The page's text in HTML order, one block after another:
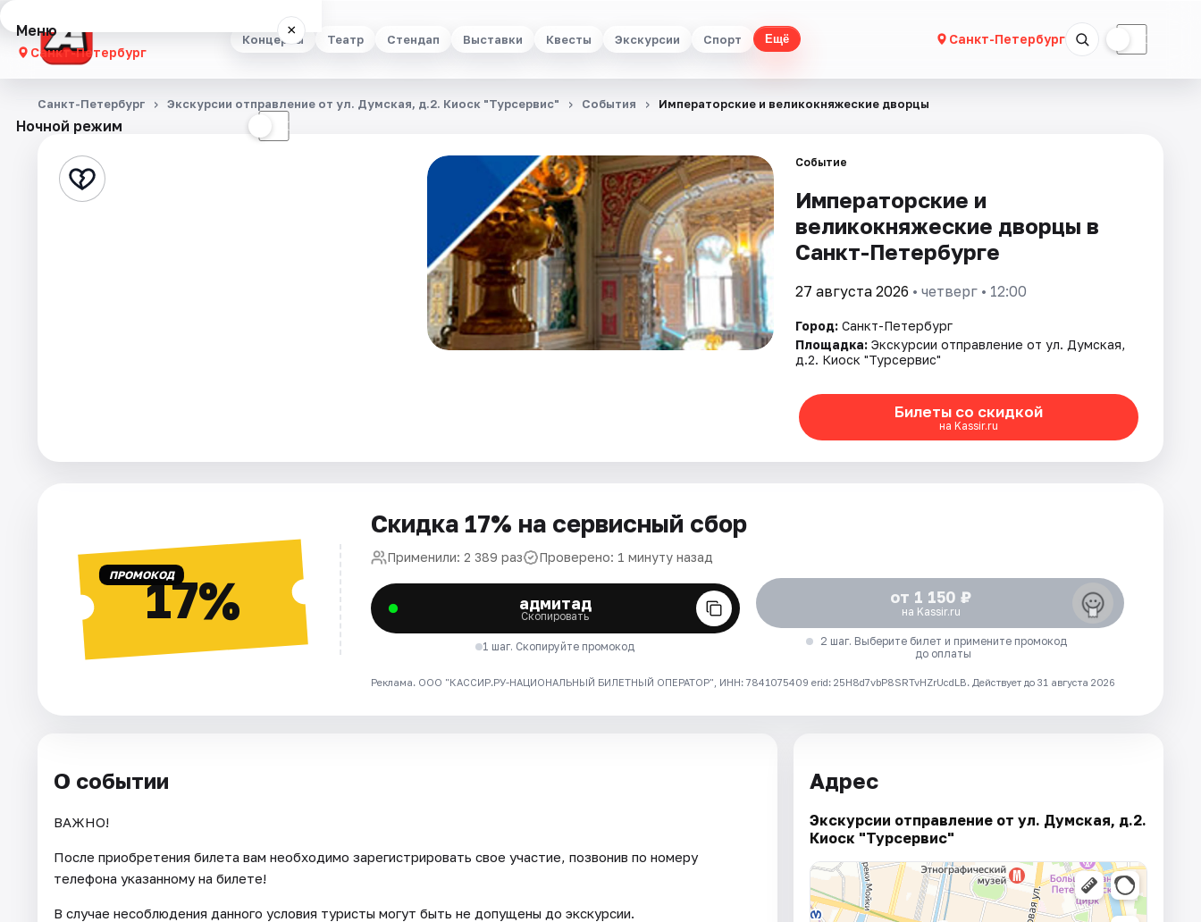
Концерты Театр Стендап Выставки Квесты Экскурсии Спорт Ещё Санкт-Петербург ☾
Меню ×
Санкт-Петербург
Концерты
Стендап
Рейтинги
Ночной режим ☾
Санкт-Петербург Экскурсии отправление от ул. Думская, д.2. Киоск "Турсервис" События Императорские и великокняжеские дворцы
Событие
Императорские и
великокняжеские дворцы в
Санкт-Петербурге
27 августа 2026 • четверг • 12:00
Город: Санкт-Петербург
Площадка: Экскурсии отправление от ул. Думская,
д.2. Киоск "Турсервис"
Билеты со скидкой
на Kassir.ru
ПРОМОКОД17%
Скидка 17% на сервисный сбор
Применили: 2 389 раз Проверено: 1 минуту назад
адмитад
Скопировать
1 шаг. Скопируйте промокод
от 1 150 ₽
на Kassir.ru
2 шаг. Выберите билет и примените промокод
до оплаты
Реклама. ООО "КАССИР.РУ-НАЦИОНАЛЬНЫЙ БИЛЕТНЫЙ ОПЕРАТОР", ИНН: 7841075409 erid: 25H8d7vbP8SRTvHZrUcdLB. Действует до 31 августа 2026
О событии
ВАЖНО!
После приобретения билета вам необходимо зарегистрировать свое участие, позвонив по номеру
телефона указанному на билете!
В случае несоблюдения данного условия туристы могут быть не допущены до экскурсии.
Адрес
Экскурсии отправление от ул. Думская, д.2.
Киоск "Турсервис"